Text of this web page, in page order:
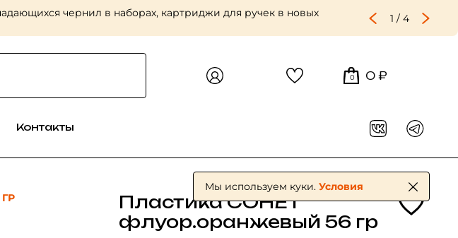
чернил в наборах, картриджи для ручек в новых
1 / 4
0 0 ₽
Контакты
Пластика СОНЕТ
флуор.оранжевый 56 гр
Мы используем куки. Условия